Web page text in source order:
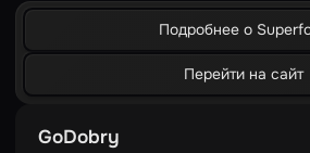
Подробнее о
Перейти на сайт
GoDobry